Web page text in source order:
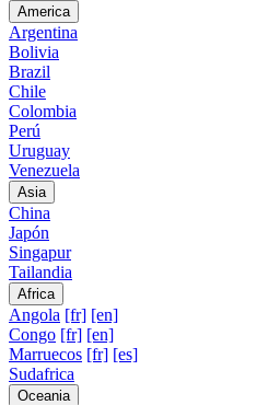
America
Argentina
Bolivia
Brazil
Chile
Colombia
Perú
Uruguay
Venezuela
Asia
China
Japón
Singapur
Tailandia
Africa
Angola [fr] [en]
Congo [fr] [en]
Marruecos [fr] [es]
Sudafrica
Oceania